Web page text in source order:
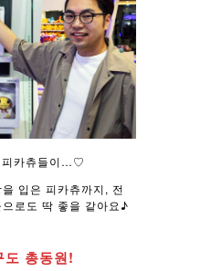
피카츄들이…♡
입은 피카츄까지, 전
로도 딱 좋을 같아요♪
도 총동원!